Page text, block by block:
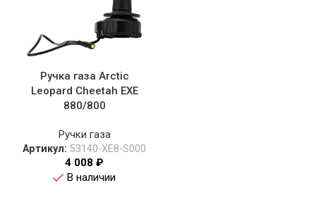
Ручка газа Arctic
Leopard Cheetah EXE
880/800
Ручки газа
Артикул: 53140-XE8-S000
4 008 ₽
В наличии